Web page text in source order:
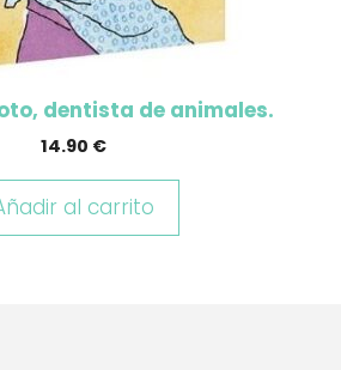
dentista de animales.
14.90 €
al carrito